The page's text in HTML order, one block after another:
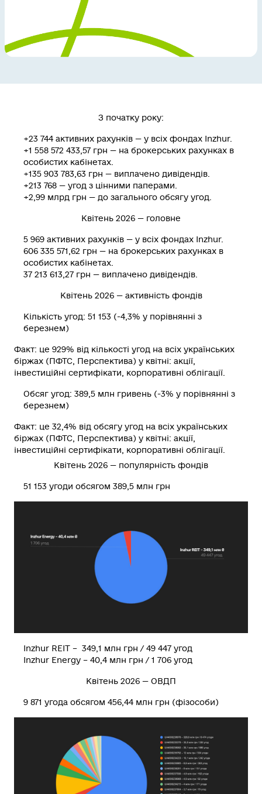
З початку року:
+23 744 активних рахунків — у всіх фондах Inzhur.
+1 558 572 433,57 грн — на брокерських рахунках в
особистих кабінетах.
+135 903 783,63 грн — виплачено дивідендів.
+213 768 — угод з цінними паперами.
+2,99 млрд грн — до загального обсягу угод.
Квітень 2026 — головне
5 969 активних рахунків — у всіх фондах Inzhur.
606 335 571,62 грн — на брокерських рахунках в
особистих кабінетах.
37 213 613,27 грн — виплачено дивідендів.
Квітень 2026 — активність фондів
Кількість угод: 51 153 (-4,3% у порівнянні з
березнем)
Факт: це 929% від кількості угод на всіх українських
біржах (ПФТС, Перспектива) у квітні: акції,
інвестиційні сертифікати, корпоративні облігації.
Обсяг угод: 389,5 млн гривень (-3% у порівнянні з
березнем)
Факт: це 32,4% від обсягу угод на всіх українських
біржах (ПФТС, Перспектива) у квітні: акції,
інвестиційні сертифікати, корпоративні облігації.
Квітень 2026 — популярність фондів
51 153 угоди обсягом 389,5 млн грн
Inzhur REIT – 349,1 млн грн / 49 447 угод
Inzhur Energy – 40,4 млн грн / 1 706 угод
Квітень 2026 — ОВДП
9 871 угода обсягом 456,44 млн грн (фізособи)